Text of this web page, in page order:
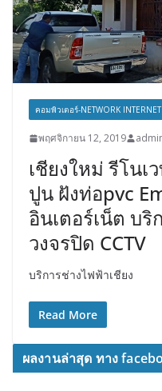
คอมพิวเตอร์-NETWORK INTERNET
พฤศจิกายน 12, 2019
เชียงใหม่ รีโน
ปูน ฝังท่อpvc
อินเตอร์เน็ต บ
วงจรปิด CCTV
บริการช่างไฟฟ้าเชียง
Read More
ผลงานล่าสุด ทาง